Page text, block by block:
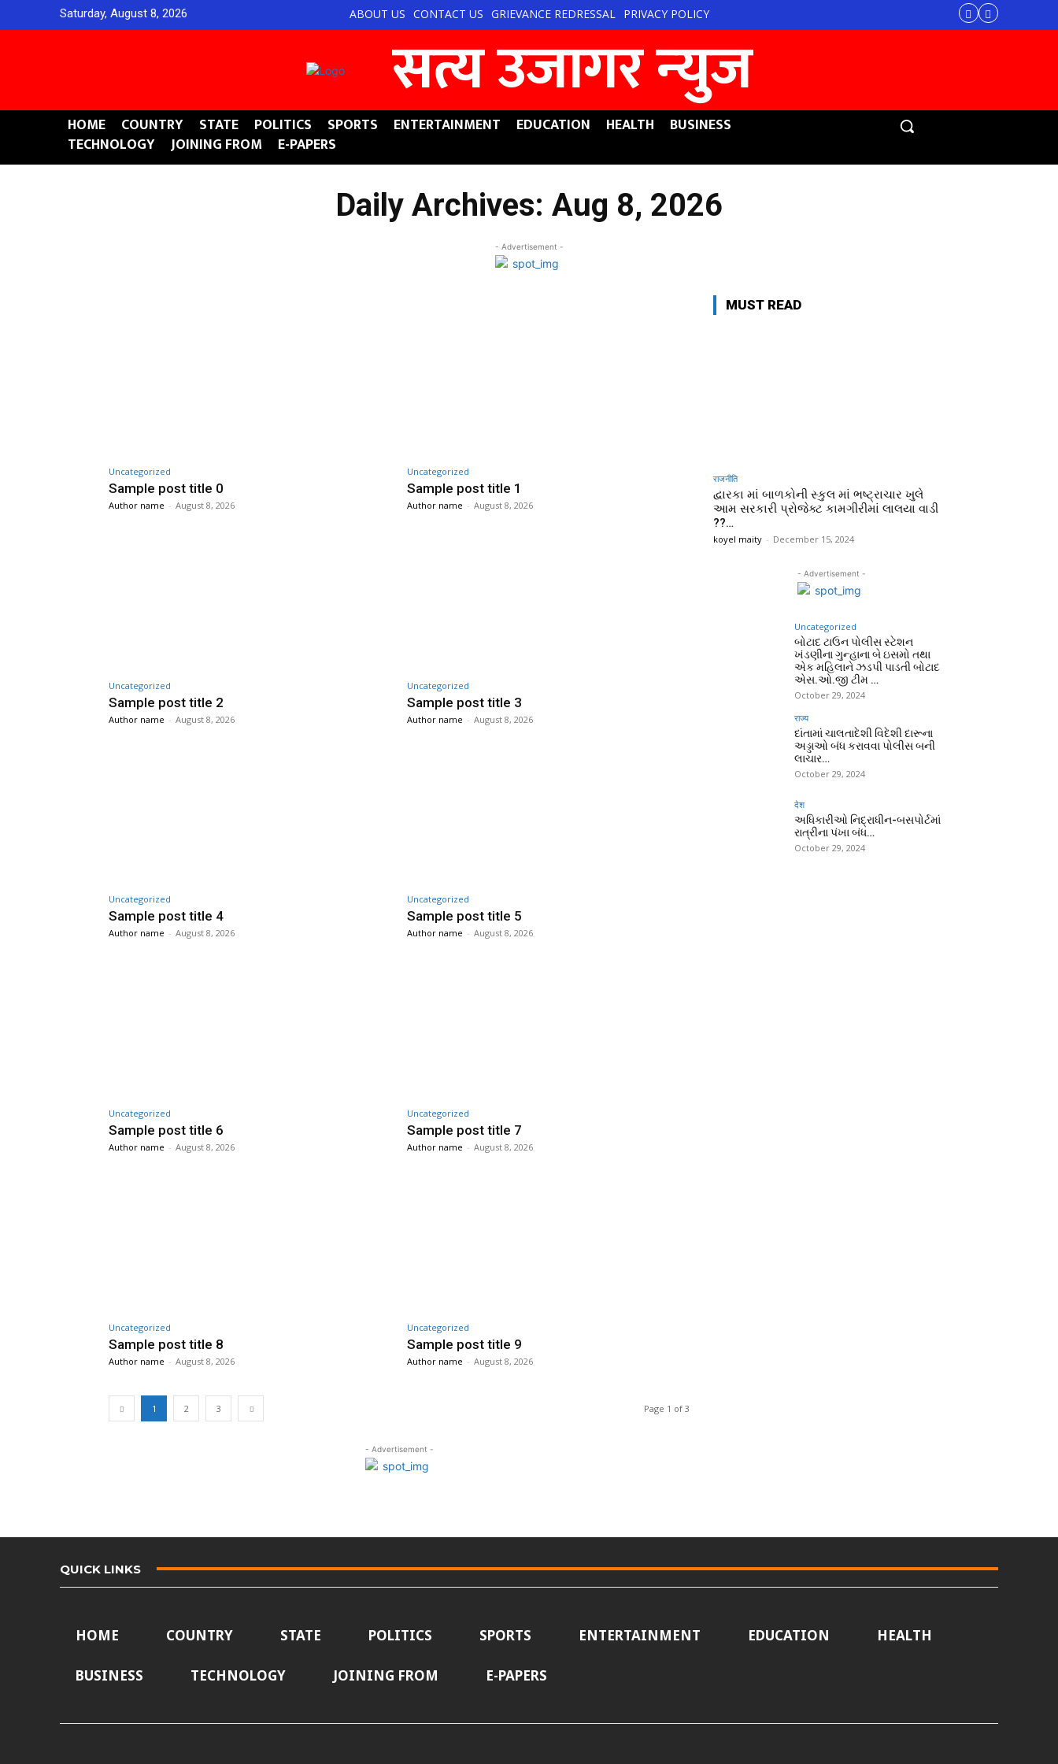
Saturday, August 8, 2026 ABOUT US CONTACT US GRIEVANCE REDRESSAL PRIVACY POLICY
सत्य उजागर न्‍युज
HOME COUNTRY STATE POLITICS SPORTS ENTERTAINMENT EDUCATION HEALTH
BUSINESS
TECHNOLOGY
JOINING FROM E-PAPERS
Daily Archives: Aug 8, 2026
- Advertisement -
Uncategorized
Sample post title 0
Author name - August 8, 2026
Uncategorized
Sample post title 1
Author name - August 8, 2026
Uncategorized
Sample post title 2
Author name - August 8, 2026
Uncategorized
Sample post title 3
Author name - August 8, 2026
Uncategorized
Sample post title 4
Author name - August 8, 2026
Uncategorized
Sample post title 5
Author name - August 8, 2026
Uncategorized
Sample post title 6
Author name - August 8, 2026
Uncategorized
Sample post title 7
Author name - August 8, 2026
Uncategorized
Sample post title 8
Author name - August 8, 2026
Uncategorized
Sample post title 9
Author name - August 8, 2026
1 2 3 Page 1 of 3
- Advertisement -
MUST READ
राजनीति
દ્વારકા માં બાળકોની સ્કુલ માં ભષ્ટ્રાચાર ખુલે
આમ સરકારી પ્રોજેક્ટ કામગીરીમાં લાલયા વાડી
??…
koyel maity - December 15, 2024
- Advertisement -
Uncategorized
બોટાદ ટાઉન પોલીસ સ્ટેશન
ખંડણીના ગુન્હાના બે ઇસમો તથા
એક મહિલાને ઝડપી પાડતી બોટાદ
એસ.ઓ.જી ટીમ …
October 29, 2024
राज्य
દાંતામાં ચાલતાદેશી વિદેશી દારૂના
અડ્ડાઓ બંધ કરાવવા પોલીસ બની
લાચાર…
October 29, 2024
देश
અધિકારીઓ નિદ્રાધીન-બસપોર્ટમાં
રાત્રીના પંખા બંધ…
October 29, 2024
QUICK LINKS
HOME COUNTRY STATE POLITICS SPORTS ENTERTAINMENT EDUCATION HEALTH
BUSINESS TECHNOLOGY JOINING FROM E-PAPERS